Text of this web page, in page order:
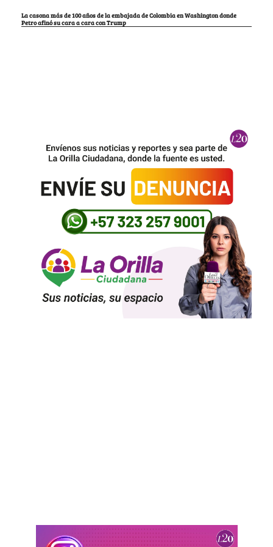
La casona más de 100 años de la embajada de Colombia en Washington donde
Petro afinó su cara a cara con Trump